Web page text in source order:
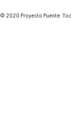
© 2020 Proyecto Puente.